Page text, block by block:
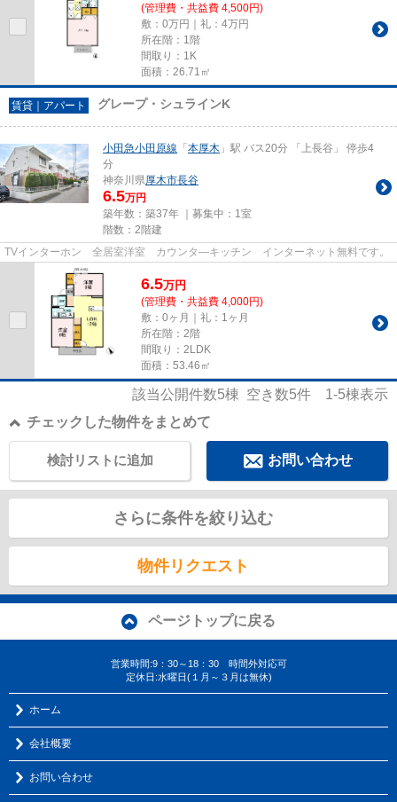
(管理費・共益費 4,500円)
敷：0万円｜礼：4万円
所在階：1階
間取り：1K
面積：26.71㎡
賃貸｜アパート グレープ・シュラインK
小田急小田原線 「本厚木 」駅 バス20分 「上長谷」 停歩4
分
神奈川県厚木市長谷
6.5万円
築年数：築37年 ｜募集中： 1室
階数：2階建
TVインターホン 全居室洋室 カウンタ―キッチン インターネット無料です。
6.5万円
(管理費・共益費 4,000円)
敷：0ヶ月｜礼：1ヶ月
所在階：2階
間取り：2LDK
面積：53.46㎡
該当公開件数5棟 空き数5件 1-5棟表示
チェックした物件をまとめて
お問い合わせ
検討リストに追加
さらに条件を絞り込む
物件リクエスト
ページトップに戻る
営業時間:9：30～18：30 時間外対応可
定休日:水曜日(１月～３月は無休)
ホーム
会社概要
お問い合わせ